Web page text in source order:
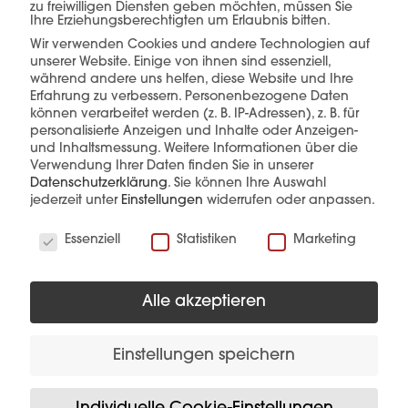
mehr erfahren
Diese Produkte könnten Sie auch
interessieren
zu freiwilligen Diensten geben möchten, müssen Sie
Ihre Erziehungsberechtigten um Erlaubnis bitten.
Wir verwenden Cookies und andere Technologien auf
unserer Website. Einige von ihnen sind essenziell,
während andere uns helfen, diese Website und Ihre
Erfahrung zu verbessern. Personenbezogene Daten
können verarbeitet werden (z. B. IP-Adressen), z. B. für
personalisierte Anzeigen und Inhalte oder Anzeigen-
und Inhaltsmessung. Weitere Informationen über die
Verwendung Ihrer Daten finden Sie in unserer
Datenschutzerklärung. Sie können Ihre Auswahl
jederzeit unter Einstellungen widerrufen oder anpassen.
Essenziell
Statistiken Marketing
Alle akzeptieren
Einstellungen speichern